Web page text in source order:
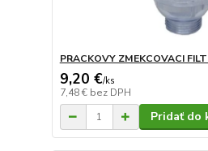
PRACKOVY ZMEKCOVACI
9,20 €/ks
7,48 € bez DPH
Pridať do